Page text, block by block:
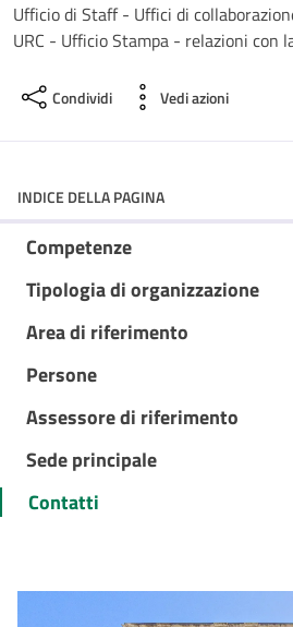
Ufficio di Staff - Uffici di
URC - Ufficio Stampa - relazioni con
Condividi Vedi azioni
INDICE DELLA PAGINA
Competenze
Tipologia di organizzazione
Area di riferimento
Persone
Assessore di riferimento
Sede principale
Contatti